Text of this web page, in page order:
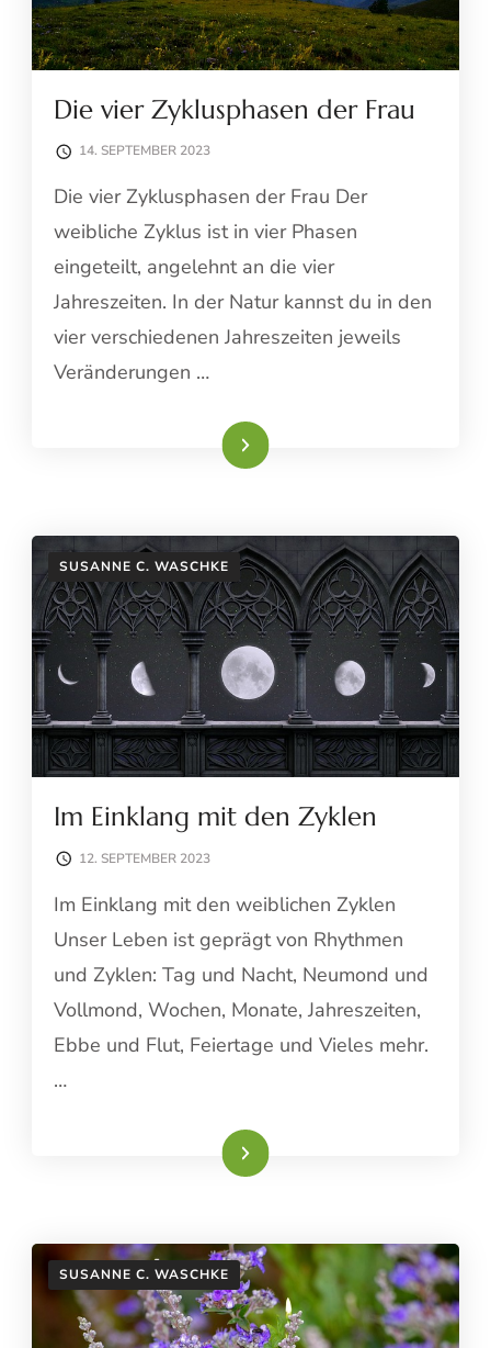
Die vier Zyklusphasen der Frau
14. SEPTEMBER 2023
Die vier Zyklusphasen der Frau Der
weibliche Zyklus ist in vier Phasen
eingeteilt, angelehnt an die vier
Jahreszeiten. In der Natur kannst du in den
vier verschiedenen Jahreszeiten jeweils
Veränderungen …
Weiterlesen
SUSANNE C. WASCHKE
Im Einklang mit den Zyklen
12. SEPTEMBER 2023
Im Einklang mit den weiblichen Zyklen
Unser Leben ist geprägt von Rhythmen
und Zyklen: Tag und Nacht, Neumond und
Vollmond, Wochen, Monate, Jahreszeiten,
Ebbe und Flut, Feiertage und Vieles mehr.
…
Weiterlesen
SUSANNE C. WASCHKE